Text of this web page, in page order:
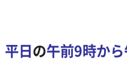
平日の午前9時か